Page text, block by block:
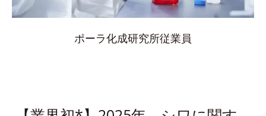
ポーラ化成研究所従業員